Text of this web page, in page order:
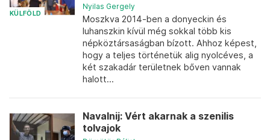
KÜLFÖLD
Nyilas Gergely
Moszkva 2014-ben a donyeckin és
luhanszkin kívül még sokkal több kis
népköztársaságban bízott. Ahhoz képest,
hogy a teljes történetük alig nyolcéves, a
két szakadár területnek bőven vannak
halott...
Navalnij: Vért akarnak a szenilis
tolvajok